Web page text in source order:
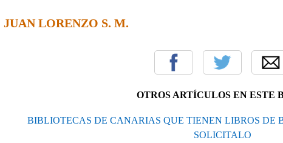
JUAN LORENZO S. M.
OTROS ARTÍCULOS EN ESTE
BIBLIOTECAS DE CANARIAS QUE TIENEN LIBROS DE
SOLICITALO